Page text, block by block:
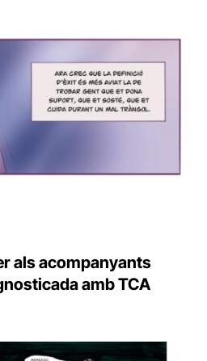
als acompanyants
amb TCA